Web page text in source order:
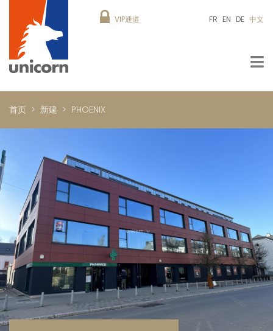
VIP通道 FR EN DE 中文
首页 新建 PHOENIX